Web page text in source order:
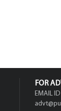
FOR
EMAIL ID